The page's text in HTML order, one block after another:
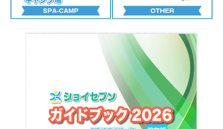
イオンシネマ（土岐・各務原・長久手・ワンダー 他）
（イオンシネマ全国共通券）
大学生〜大人 1,500円〜2,000円 →
※高校生以下は映画館でお求めください。